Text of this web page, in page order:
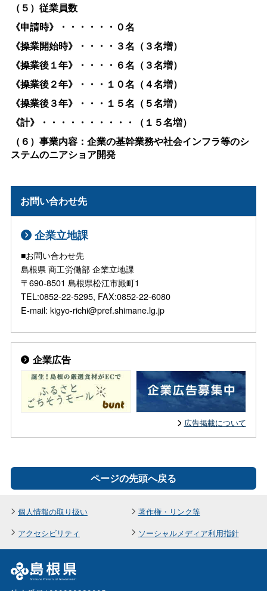
（５）従業員数
《申請時》・・・・・・０名
《操業開始時》・・・・３名（３名増）
《操業後１年》・・・・６名（３名増）
《操業後２年》・・・１０名（４名増）
《操業後３年》・・・１５名（５名増）
《計》・・・・・・・・・・（１５名増）
（６）事業内容：企業の基幹業務や社会インフラ等のシ
ステムのニアショア開発
お問い合わせ先
企業立地課
■お問い合わせ先
島根県 商工労働部 企業立地課
〒690-8501 島根県松江市殿町1
TEL:0852-22-5295, FAX:0852-22-6080
E-mail: kigyo-richi@pref.shimane.lg.jp
企業広告
広告掲載について
ページの先頭へ戻る
個人情報の取り扱い
著作権・リンク等
アクセシビリティ
ソーシャルメディア利用指針